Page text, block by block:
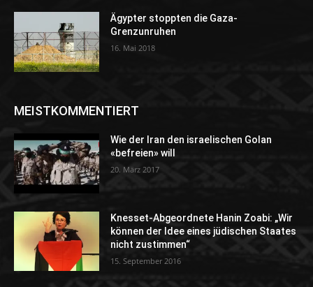
Ägypter stoppten die Gaza-
Grenzunruhen
16. Mai 2018
MEISTKOMMENTIERT
Wie der Iran den israelischen Golan
«befreien» will
20. März 2017
Knesset-Abgeordnete Hanin Zoabi: „Wir
können der Idee eines jüdischen Staates
nicht zustimmen“
15. September 2016